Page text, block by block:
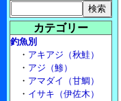
カテゴリー
釣魚別
・ アキアジ（秋鮭）
・ アジ（鯵）
・ アマダイ（甘鯛）
・ イサキ（伊佐木）